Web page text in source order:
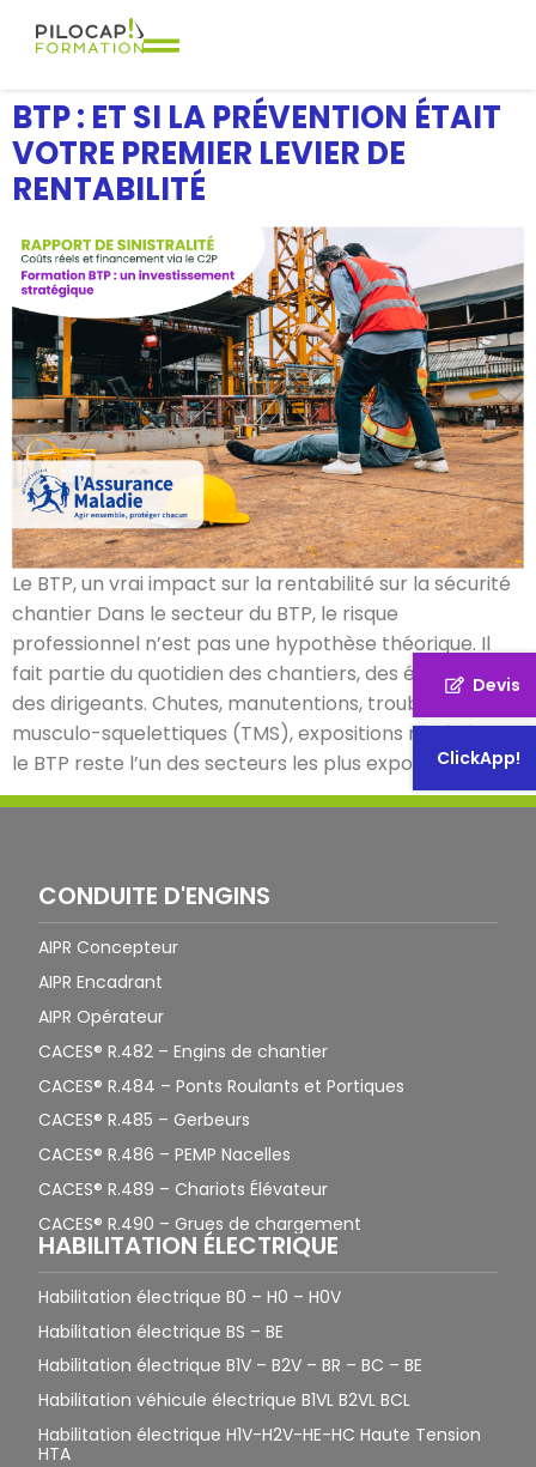
Devis
ClickApp!
BTP : ET SI LA PRÉVENTION ÉTAIT
VOTRE PREMIER LEVIER DE
RENTABILITÉ
Le BTP, un vrai impact sur la rentabilité sur la sécurité
chantier Dans le secteur du BTP, le risque
professionnel n’est pas une hypothèse théorique. Il
fait partie du quotidien des chantiers, des équipes et
des dirigeants. Chutes, manutentions, troubles
musculo-squelettiques (TMS), expositions répétées :
le BTP reste l’un des secteurs les plus exposés aux […]
CONDUITE D'ENGINS
AIPR Concepteur
AIPR Encadrant
AIPR Opérateur
CACES® R.482 – Engins de chantier
CACES® R.484 – Ponts Roulants et Portiques
CACES® R.485 – Gerbeurs
CACES® R.486 – PEMP Nacelles
CACES® R.489 – Chariots Élévateur
CACES® R.490 – Grues de chargement
HABILITATION ÉLECTRIQUE
Habilitation électrique B0 – H0 – H0V
Habilitation électrique BS – BE
Habilitation électrique B1V – B2V – BR – BC – BE
Habilitation véhicule électrique B1VL B2VL BCL
Habilitation électrique H1V-H2V-HE-HC Haute Tension
HTA